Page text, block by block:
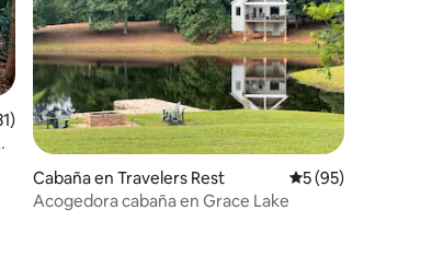
promedio: 5 de 5, 31 reseñas
Cabaña en Travelers Rest Calificación
5 (95)
Acogedora cabaña en Grace Lake